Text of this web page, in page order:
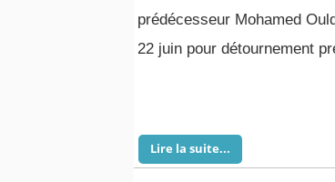
prédécesseur Mohamed
22 juin pour détournement
Lire la suite...